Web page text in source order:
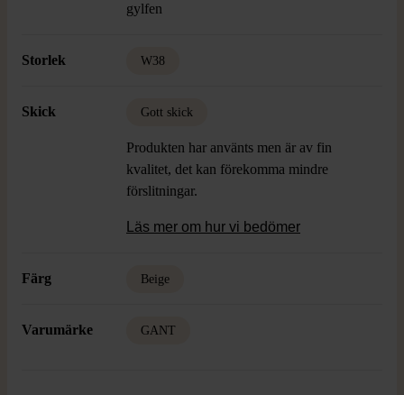
gylfen
Storlek W38
Skick Gott skick
Produkten har använts men är av fin
kvalitet, det kan förekomma mindre
förslitningar.
Läs mer om hur vi bedömer
Färg Beige
Varumärke GANT